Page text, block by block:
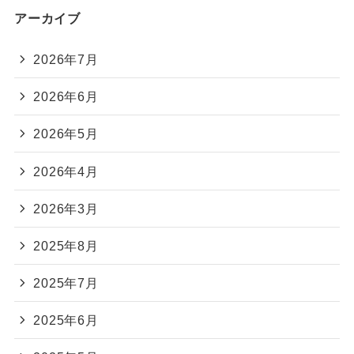
アーカイブ
2026年7月
2026年6月
2026年5月
2026年4月
2026年3月
2025年8月
2025年7月
2025年6月